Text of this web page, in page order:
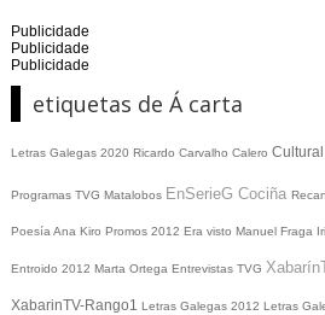
Publicidade
Publicidade
Publicidade
etiquetas de Á carta
Letras Galegas 2020 Ricardo Carvalho Calero Cultural
Programas TVG Matalobos EnSerieG Cociña
Poesía Ana Kiro Promos 2012 Era visto Manuel Fraga
Entroido 2012 Marta Ortega Entrevistas TVG
XabarinTV-Rango1 Letras Galegas 2012 Letras